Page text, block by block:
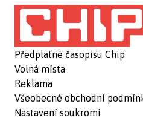
Předplatné časopisu Chip
Volná místa
Reklama
Všeobecné obchodní
Nastavení soukromí